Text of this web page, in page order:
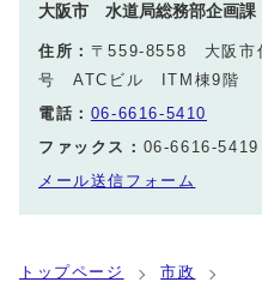
大阪市 水道局総務部企画課
住所： 〒559-8558 大阪市
号 ATCビル ITM棟9階
電話： 06-6616-5410
ファックス： 06-6616-5419
メール送信フォーム
トップページ
市政